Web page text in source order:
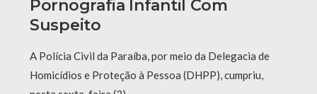
Pornografia Infantil Com
Suspeito
A Polícia Civil da Paraíba, por meio da Delegacia de
Homicídios e Proteção à Pessoa (DHPP), cumpriu,